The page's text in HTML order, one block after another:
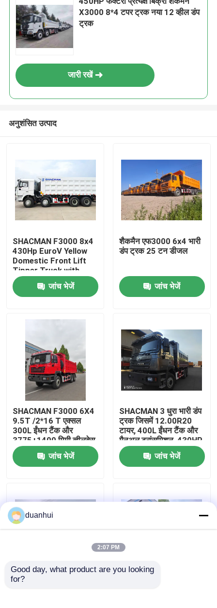
उत्पाद
हमारे बारे में
कारखाना भ्रमण
गुणवत्ता नियंत्रण
समाचार
भारी डंप ट्रक
X3000 8*4 टपर ट्रक नया 12 व्हील डंप
ट्रक
जारी रखें
अनुशंसित उत्पाद
SHACMAN F3000 8x4
430Hp EuroV Yellow
Domestic Front Lift
Tipper Truck with
300L Fuel Tank and
12.00R20 Tires
जांच भेजें
शैकमैन एफ3000 6x4 भारी
डंप ट्रक 25 टन डीजल
जांच भेजें
SHACMAN F3000 6X4
9.5T /2*16 T एक्सल
300L ईंधन टैंक और
3775+1400 मिमी व्हीलबेस
के साथ भारी शुल्क डंप ट्रक
जांच भेजें
SHACMAN 3 धुरा भारी डंप
ट्रक जिसमें 12.00R20
टायर, 400L ईंधन टैंक और
मैनुअल ट्रांसमिशन, 430HP
यूरो II, 25 टन
जांच भेजें
शैकमैन एक्स3000 टपर
duanhui
2:07 PM
Good day, what product are you looking
for?